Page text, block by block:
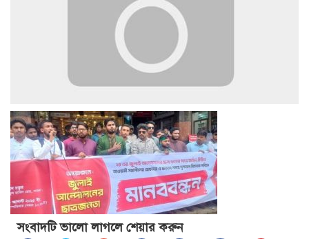
সংবাদটি ভালো লাগলে শেয়ার করুন